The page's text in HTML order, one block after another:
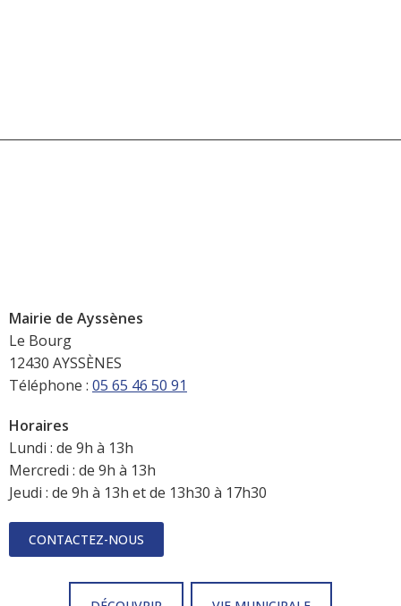
Mairie de Ayssènes
Le Bourg
12430 AYSSÈNES
Téléphone : 05 65 46 50 91
Horaires
Lundi : de 9h à 13h
Mercredi : de 9h à 13h
Jeudi : de 9h à 13h et de 13h30 à 17h30
CONTACTEZ-NOUS